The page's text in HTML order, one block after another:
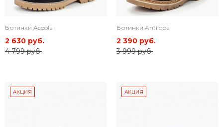
Ботинки Acoola
2 630 руб.
4 799 руб.
Ботинки Antilopa
2 390 руб.
3 999 руб.
АКЦИЯ АКЦИЯ